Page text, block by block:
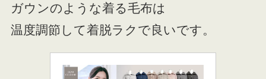
ガウンのような着る毛布は
温度調節して着脱ラクで良いです。